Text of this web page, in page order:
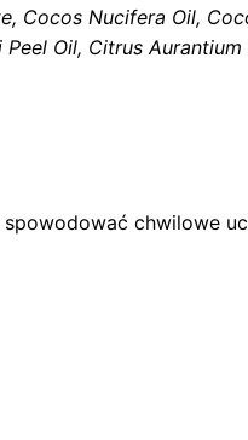
Cocos Nucifera Oil,
Oil, Citrus
chwilowe